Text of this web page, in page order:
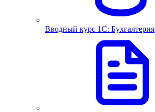
Вводный курс 1С: Бухгалтерия